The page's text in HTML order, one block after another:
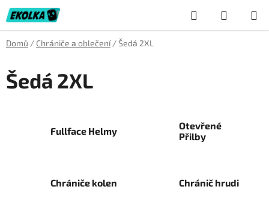
Přejít
na
obsah
Hledat
KOŠÍK
Domů / Chrániče a oblečení /Šedá 2XL
Šedá 2XL
Fullface Helmy
Otevřené
Přilby
Chrániče kolen Chránič hrudi